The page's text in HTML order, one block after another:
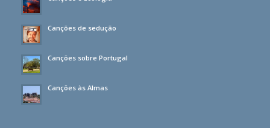
Canções de sedução
Canções sobre Portugal
Canções às Almas